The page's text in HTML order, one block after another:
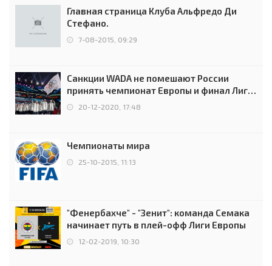
Главная страница Клуба Альфредо Ди
Стефано.
7-08-2015, 09:29
Санкции WADA не помешают России
принять чемпионат Европы и финал Лиги
чемпионов.
20-12-2020, 17:48
Чемпионаты мира
25-10-2015, 11:13
"Фенербахче" - "Зенит": команда Семака
начинает путь в плей-офф Лиги Европы
12-02-2019, 10:30